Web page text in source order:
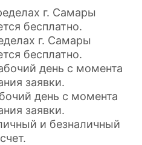
г. Самары
бесплатно.
день с момента
заявки.